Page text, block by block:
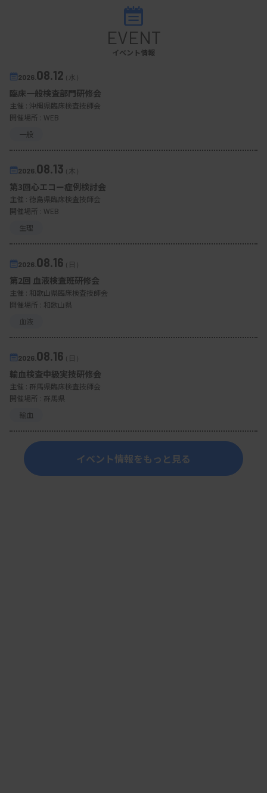
EVENT
イベント情報
2026. 08.12（水）
臨床一般検査部門研修会
主催 : 沖縄県臨床検査技師会
開催場所 : WEB
一般
2026. 08.13（木）
第3回心エコー症例検討会
主催 : 徳島県臨床検査技師会
開催場所 : WEB
生理
2026. 08.16（日）
第2回 血液検査班研修会
主催 : 和歌山県臨床検査技師会
開催場所 : 和歌山県
血液
2026. 08.16（日）
輸血検査中級実技研修会
主催 : 群馬県臨床検査技師会
開催場所 : 群馬県
輸血
イベント情報をもっと見る